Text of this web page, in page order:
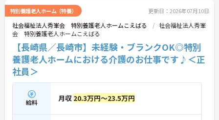
特別養護老人ホーム（特養） 更新日：2026年07月10日
社会福祉法人秀峯会 特別養護老人ホームこえばる
社会福祉法人秀峯
会 特別養護老人ホームこえばる
【長崎県／長崎市】未経験・ブランクOK◎特別
養護老人ホームにおける介護のお仕事です♪＜正
社員＞
給料 月収 20.3万円～23.5万円